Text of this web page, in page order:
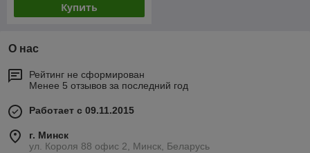
Купить
О нас
Рейтинг не сформирован
Менее 5 отзывов за последний год
Работает с 09.11.2015
г. Минск
ул. Короля 88 офис 2, Минск, Беларусь